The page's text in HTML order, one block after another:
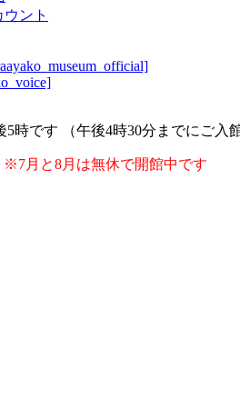
ント
時です （午後4時30分までにご入
月と8月は無休で開館中です